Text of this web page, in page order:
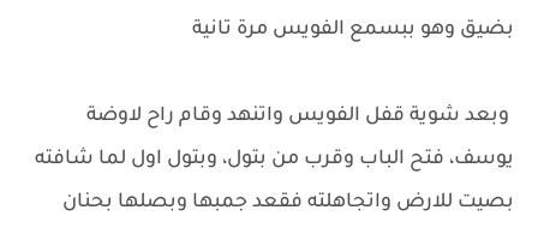
بضيق وهو ببسمع الفويس مرة تانية
وبعد شوية قفل الفويس واتنهد وقام راح لاوضة
يوسف، فتح الباب وقرب من بتول، وبتول اول لما شافته
بصيت للارض واتجاهلته فقعد جمبها وبصلها بحنان